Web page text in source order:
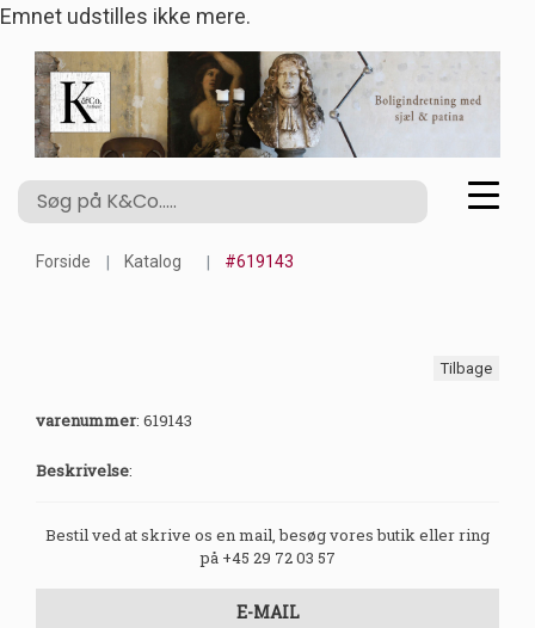
Emnet udstilles ikke mere.
Forside Katalog #619143
Tilbage
varenummer: 619143
Beskrivelse:
Bestil ved at skrive os en mail, besøg vores butik eller ring
på +45 29 72 03 57
E-MAIL